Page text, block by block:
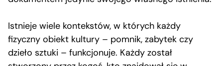
Istnieje wiele kontekstów, w których każdy
fizyczny obiekt kultury – pomnik, zabytek czy
dzieło sztuki – funkcjonuje. Każdy został